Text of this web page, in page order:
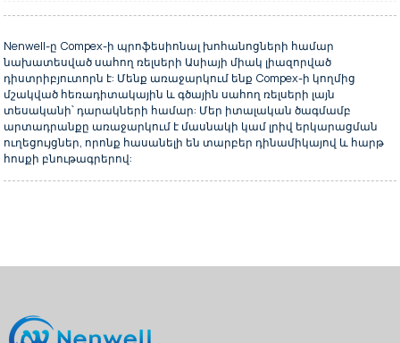
կահույքի կտորին ամրացնելը պտուտակներով կամ
ամրացնելով կահույքին կեռիկներով (մասի համարը՝
GT015):
Տեղադրված է բարձր ամրության ացետալային խեժի
գնդիկների վրա, պատրաստված է դարակների բեռը կրելու
համար։
Գնդիկավոր քորոցները չժանգոտվող պողպատից են:
Համակարգ՝ դարակը հեշտացնելու և այն փակ պահելու
համար:
Nenwell-ը Compex-ի պրոֆեսիոնալ խոհանոցների համար
նախատեսված սահող ռելսերի Ասիայի միակ լիազորված
դիստրիբյուտորն է: Մենք առաջարկում ենք Compex-ի կողմից
մշակված հեռադիտակային և գծային սահող ռելսերի լայն
տեսականի՝ դարակների համար: Մեր իտալական ծագմամբ
արտադրանքը առաջարկում է մասնակի կամ լրիվ երկարացման
ուղեցույցներ, որոնք հասանելի են տարբեր դինամիկայով և հարթ
հոսքի բնութագրերով: